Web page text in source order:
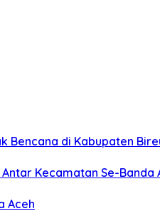
Bencana di Kabupaten
Kecamatan Se-
Aceh